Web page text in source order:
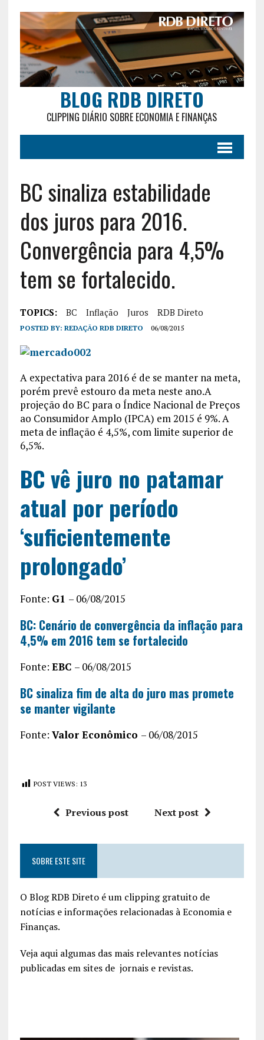
BLOG RDB DIRETO
CLIPPING DIÁRIO SOBRE ECONOMIA E FINANÇAS
BC sinaliza estabilidade
dos juros para 2016.
Convergência para 4,5%
tem se fortalecido.
TOPICS: BC Inflação Juros RDB Direto
POSTED BY: REDAÇÃO RDB DIRETO 06/08/2015
A expectativa para 2016 é de se manter na meta,
porém prevê estouro da meta neste ano.A
projeção do BC para o Índice Nacional de Preços
ao Consumidor Amplo (IPCA) em 2015 é 9%. A
meta de inflação é 4,5%, com limite superior de
6,5%.
BC vê juro no patamar
atual por período
‘suficientemente
prolongado’
Fonte: G1 – 06/08/2015
BC: Cenário de convergência da inflação para
4,5% em 2016 tem se fortalecido
Fonte: EBC – 06/08/2015
BC sinaliza fim de alta do juro mas promete
se manter vigilante
Fonte: Valor Econômico – 06/08/2015
POST VIEWS: 13
Previous post Next post
SOBRE ESTE SITE
O Blog RDB Direto é um clipping gratuito de
notícias e informações relacionadas à Economia e
Finanças.
Veja aqui algumas das mais relevantes notícias
publicadas em sites de jornais e revistas.